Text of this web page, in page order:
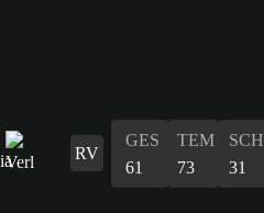
RV
GES
61
TEM
73
SCH
31